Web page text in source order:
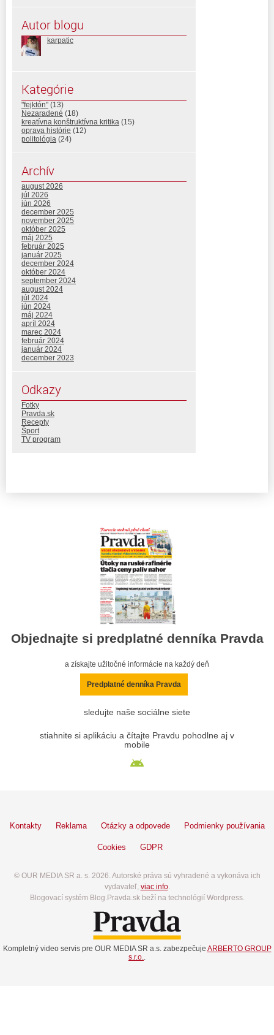
Autor blogu
karpatic
Kategórie
"fejktón" (13)
Nezaradené (18)
kreatívna konštruktívna kritika (15)
oprava histórie (12)
politológia (24)
Archív
august 2026
júl 2026
jún 2026
december 2025
november 2025
október 2025
máj 2025
február 2025
január 2025
december 2024
október 2024
september 2024
august 2024
júl 2024
jún 2024
máj 2024
apríl 2024
marec 2024
február 2024
január 2024
december 2023
Odkazy
Fotky
Pravda.sk
Recepty
Šport
TV program
Objednajte si predplatné denníka Pravda
a získajte užitočné informácie na každý deň
Predplatné denníka Pravda
sledujte naše sociálne siete
stiahnite si aplikáciu a čítajte Pravdu pohodlne aj v
mobile
Kontakty Reklama Otázky a odpovede Podmienky používania
Cookies GDPR
© OUR MEDIA SR a. s. 2026. Autorské práva sú vyhradené a vykonáva ich
vydavateľ, viac info.
Blogovací systém Blog.Pravda.sk beží na technológií Wordpress.
Kompletný video servis pre OUR MEDIA SR a.s. zabezpečuje ARBERTO GROUP
s.r.o..